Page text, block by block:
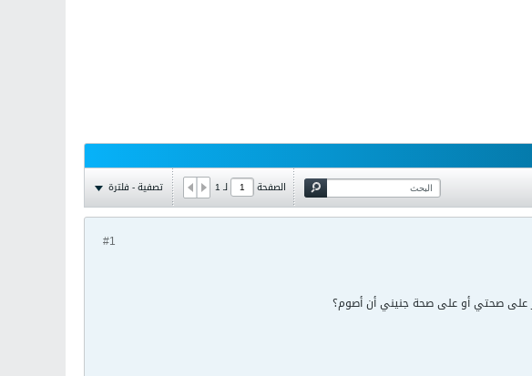
الصفحة لـ1 تصفية - فلترة
#1
على صحتي أو على صحة جنيني أن أصوم؟